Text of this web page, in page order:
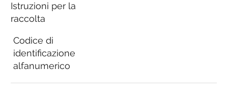
Istruzioni per la
raccolta
Codice di
identificazione
alfanumerico